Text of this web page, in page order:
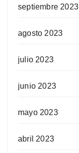
septiembre 2023
agosto 2023
julio 2023
junio 2023
mayo 2023
abril 2023